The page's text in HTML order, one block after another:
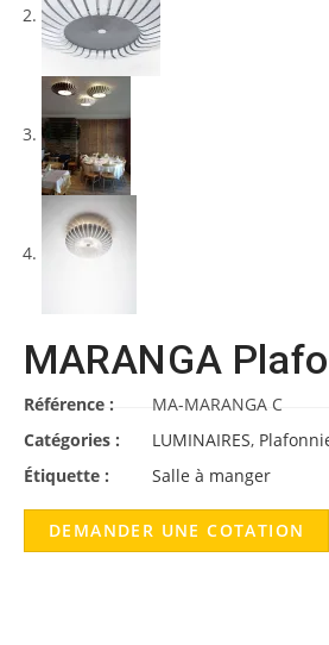
MARANGA
Référence :
MA-MARANGA C
Catégories :
LUMINAIRES,
Étiquette :
Salle à manger
DEMANDER UNE COTATION